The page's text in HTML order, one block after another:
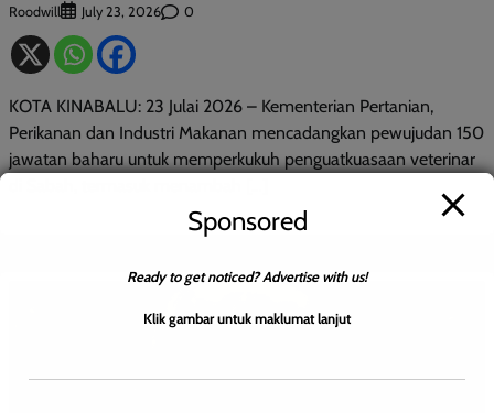
Roodwill July 23, 2026 0
KOTA KINABALU: 23 Julai 2026 – Kementerian Pertanian,
Perikanan dan Industri Makanan mencadangkan pewujudan 150
jawatan baharu untuk memperkukuh penguatkuasaan veterinar
Sponsored
Ready to get noticed? Advertise with us!
Klik gambar untuk maklumat lanjut